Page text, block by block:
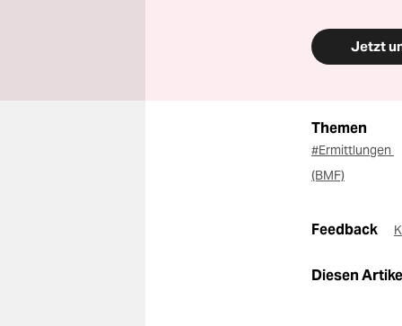
Jetzt
Themen
#Ermittlungen
(BMF)
Feedback
Diesen